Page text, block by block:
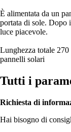
È alimentata da un
portata di sole. Dopo
luce piacevole.
Lunghezza totale 270
pannelli solari
Tutti i
Richiesta di
Hai bisogno di